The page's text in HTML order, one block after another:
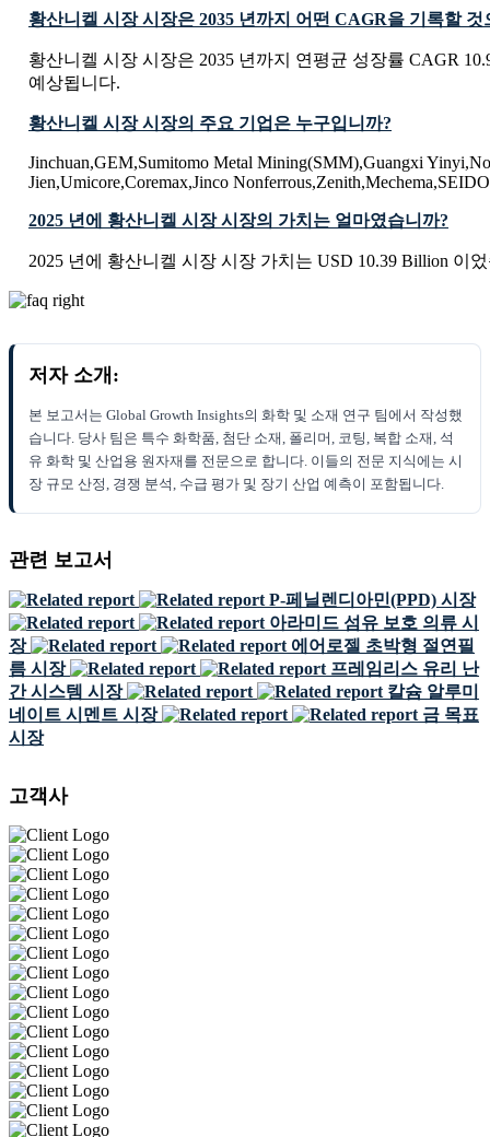
황산니켈 시장 시장은 2035 년까지 어떤 CAGR을 기록할 것
황산니켈 시장 시장은 2035 년까지 연평균 성장률 CAGR
예상됩니다.
황산니켈 시장 시장의 주요 기업은 누구입니까?
Jinchuan,GEM,Sumitomo Metal Mining(SMM),Guangxi
Jien,Umicore,Coremax,Jinco
2025 년에 황산니켈 시장 시장의 가치는 얼마였습니까?
2025 년에 황산니켈 시장 시장 가치는 USD 10.39 Billion 이
저자 소개:
본 보고서는 Global Growth Insights의 화학 및 소재 연구 팀에서 작성했
습니다. 당사 팀은 특수 화학품, 첨단 소재, 폴리머, 코팅, 복합 소재, 석
유 화학 및 산업용 원자재를 전문으로 합니다. 이들의 전문 지식에는 시
장 규모 산정, 경쟁 분석, 수급 평가 및 장기 산업 예측이 포함됩니다.
관련 보고서
P-페닐렌디아민(PPD) 시장
아라미드 섬유 보호 의류 시
장
에어로젤 초박형 절연필
름 시장
프레임리스 유리 난
간 시스템 시장
칼슘 알루미
네이트 시멘트 시장
금 목표
시장
고객사